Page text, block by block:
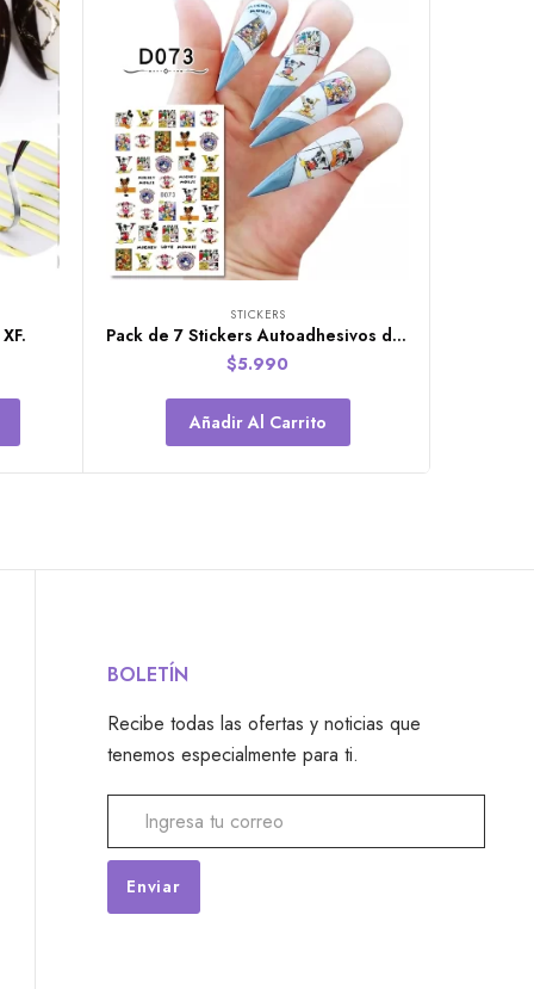
STICKERS
Pack de 7 Stickers Autoadhesivos de Mickey Jumbo
$5.990
Añadir Al Carrito
BOLETÍN
Recibe todas las ofertas y noticias que
tenemos especialmente para ti.